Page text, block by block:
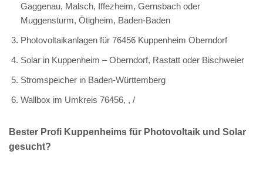
Gaggenau, Malsch, Iffezheim, Gernsbach oder
Muggensturm, Ötigheim, Baden-Baden
Photovoltaikanlagen für 76456 Kuppenheim Oberndorf
Solar in Kuppenheim – Oberndorf, Rastatt oder Bischweier
Stromspeicher in Baden-Württemberg
Wallbox im Umkreis 76456, , /
Bester Profi Kuppenheims für Photovoltaik und Solar
gesucht?